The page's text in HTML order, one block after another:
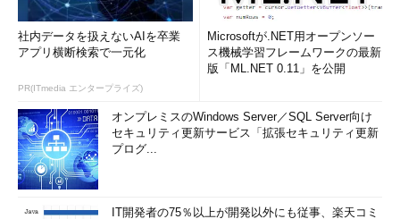
○ステージングとプロダクションの切り替え
運用機能の中で筆者が秀逸だと思ったのが、ステージング（準
備・検証中）とプロダクション（本番公開）のスイッチング機能
例えば本サイト＠ITでも、公開記事はステージング・サーバに
公開前の記事を準備してから編集局長に内容をチェックしてもら
い、OKをもらった後で一気に本番サーバに転送する。これと同
社内データを扱えないAIを卒業
アプリ横断検索で一元化
PR(ITmedia エンタープライズ)
Microsoftが.NET用オープンソー
ス機械学習フレームワークの最新
版「ML.NET 0.11」を公開
オンプレミスのWindows Server／SQL Server向け
セキュリティ更新サービス「拡張セキュリティ更新
プログ...
IT開発者の75％以上が開発以外にも従事、楽天コミ